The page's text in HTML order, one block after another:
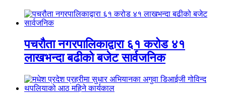
पचरौता नगरपालिकाद्वारा ६१ करोड ४१
लाखभन्दा बढीको बजेट सार्वजनिक